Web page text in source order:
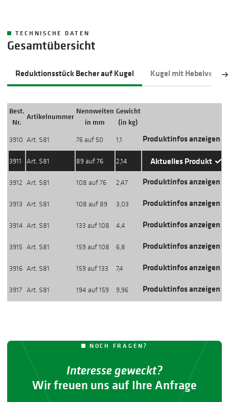
TECHNISCHE DATEN
Gesamtübersicht
Reduktionsstück Becher auf Kugel Kugel mit
Best.
Nr.
Artikelnummer
Nennweiten
in mm
Gewicht
(in kg)
3910 Art. S81 76 auf 50 1,1 Produktinfos anzeigen
3911 Art. S81 89 auf 76 2,14 Aktuelles Produkt
3912 Art. S81 108 auf 76 2,47 Produktinfos anzeigen
3913 Art. S81 108 auf 89 3,03 Produktinfos anzeigen
3914 Art. S81 133 auf 108 4,4 Produktinfos anzeigen
3915 Art. S81 159 auf 108 6,8 Produktinfos anzeigen
3916 Art. S81 159 auf 133 7,4 Produktinfos anzeigen
3917 Art. S81 194 auf 159 9,96 Produktinfos anzeigen
NOCH FRAGEN?
Interesse geweckt?
Wir freuen uns auf Ihre Anfrage